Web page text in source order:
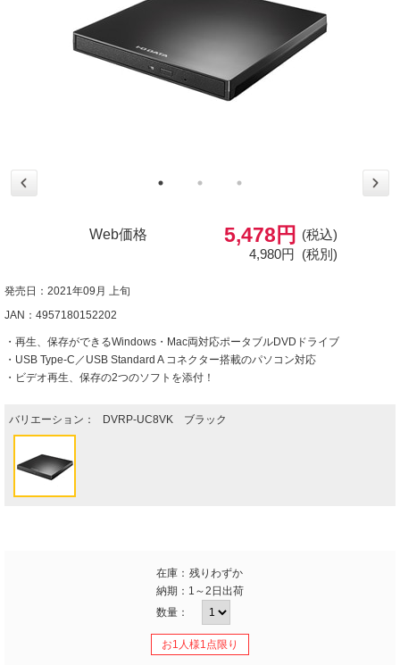
Web価格 5,478円
(税込)
4,980円 (税別)
発売日：2021年09月 上旬
JAN：4957180152202
・再生、保存ができるWindows・Mac両対応ポータブルDVDドライブ
・USB Type-C／USB Standard A コネクター搭載のパソコン対応
・ビデオ再生、保存の2つのソフトを添付！
バリエーション： DVRP-UC8VK ブラック
在庫： 残りわずか
納期： 1～2日出荷
数量：
お1人様1点限り